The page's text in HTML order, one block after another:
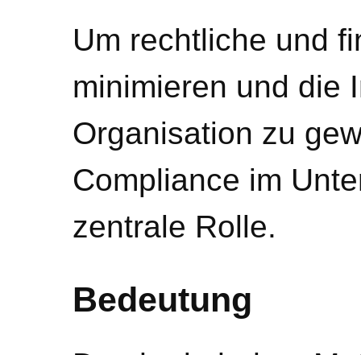
Um rechtliche und
minimieren und die
Organisation zu
Compliance im
zentrale Rolle.
Bedeutung